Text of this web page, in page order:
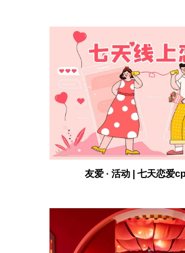
友爱 · 活动 | 七天恋爱